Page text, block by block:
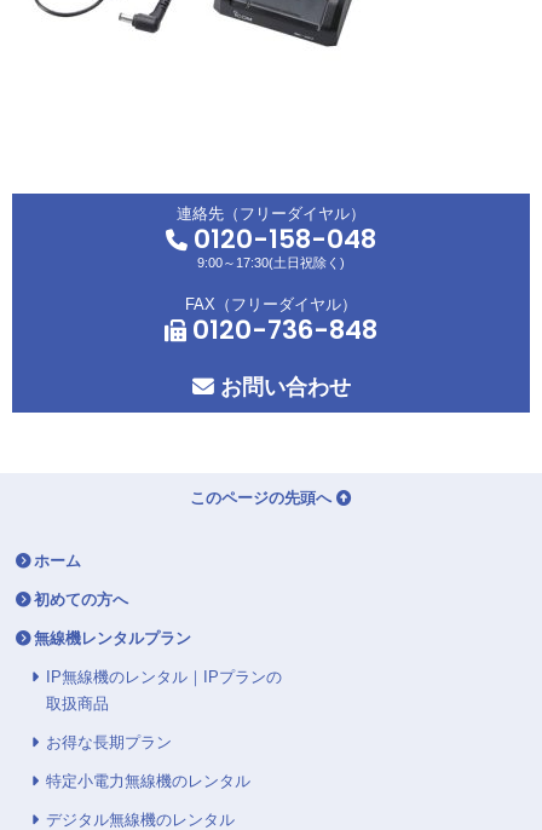
連絡先（フリーダイヤル）
0120-158-048
9:00～17:30(土日祝除く)
FAX（フリーダイヤル）
0120-736-848
お問い合わせ
このページの先頭へ
ホーム
初めての方へ
無線機レンタルプラン
IP無線機のレンタル｜IPプランの
取扱商品
お得な長期プラン
特定小電力無線機のレンタル
デジタル無線機のレンタル